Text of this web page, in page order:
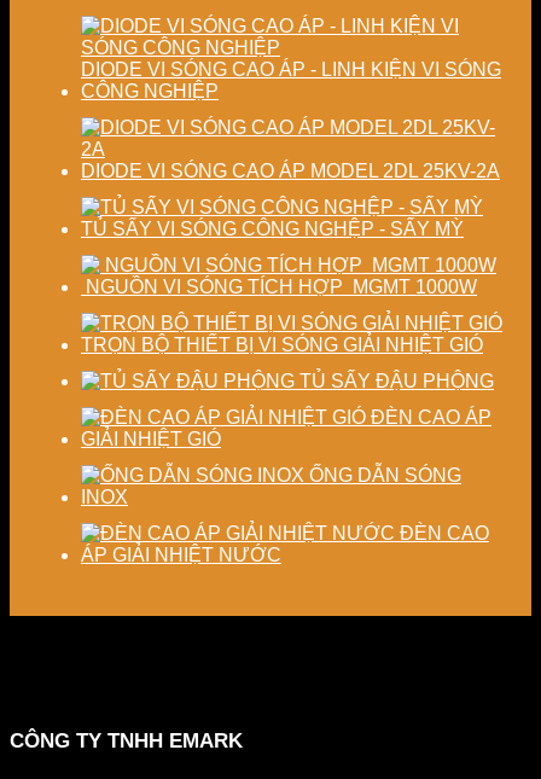
phẩm
nghiệp
DIODE VI SÓNG CAO ÁP - LINH KIỆN VI SÓNG
CÔNG NGHIỆP
DIODE VI SÓNG CAO ÁP MODEL 2DL 25KV-2A
TỦ SẤY VI SÓNG CÔNG NGHỆP - SẤY MỲ
NGUỒN VI SÓNG TÍCH HỢP MGMT 1000W
TRỌN BỘ THIẾT BỊ VI SÓNG GIẢI NHIỆT GIÓ
TỦ SẤY ĐẬU PHỘNG
ĐÈN CAO ÁP
GIẢI NHIỆT GIÓ
ỐNG DẪN SÓNG
INOX
ĐÈN CAO
ÁP GIẢI NHIỆT NƯỚC
CÔNG TY TNHH EMARK